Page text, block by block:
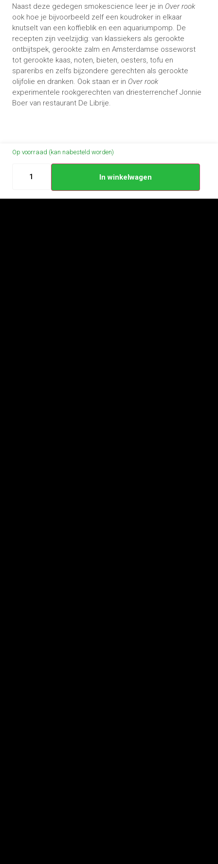
Naast deze gedegen smokescience leer je in Over rook
ook hoe je bijvoorbeeld zelf een koudroker in elkaar
knutselt van een koffieblik en een aquariumpomp. De
recepten zijn veelzijdig: van klassiekers als gerookte
ontbijtspek, gerookte zalm en Amsterdamse osseworst
tot gerookte kaas, noten, bieten, oesters, tofu en
spareribs en zelfs bijzondere gerechten als gerookte
olijfolie en dranken. Ook staan er in Over rook
experimentele rookgerechten van driesterrenchef Jonnie
Boer van restaurant De Librije.
Op voorraad (kan nabesteld worden)
In winkelwagen